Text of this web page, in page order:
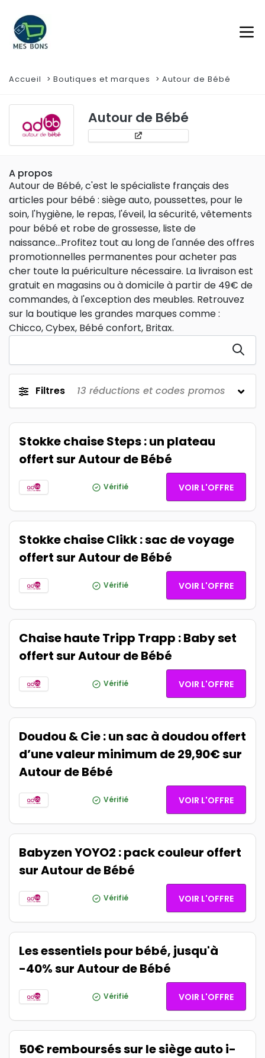
Accueil Boutiques et marques Autour de Bébé
Autour de Bébé
A propos
Autour de Bébé, c'est le spécialiste français des
articles pour bébé : siège auto, poussettes, pour le
soin, l'hygiène, le repas, l'éveil, la sécurité, vêtements
pour bébé et robe de grossesse, liste de
naissance...Profitez tout au long de l'année des offres
promotionnelles permanentes pour acheter pas
cher toute la puériculture nécessaire. La livraison est
gratuit en magasins ou à domicile à partir de 49€ de
commandes, à l'exception des meubles. Retrouvez
sur la boutique les grandes marques comme :
Chicco, Cybex, Bébé confort, Britax.
Filtres 13 réductions et codes promos
Stokke chaise Steps : un plateau
offert sur Autour de Bébé
Vérifié VOIR L'OFFRE
Stokke chaise Clikk : sac de voyage
offert sur Autour de Bébé
Vérifié VOIR L'OFFRE
Chaise haute Tripp Trapp : Baby set
offert sur Autour de Bébé
Vérifié VOIR L'OFFRE
Doudou & Cie : un sac à doudou offert
d’une valeur minimum de 29,90€ sur
Autour de Bébé
Vérifié VOIR L'OFFRE
Babyzen YOYO2 : pack couleur offert
sur Autour de Bébé
Vérifié VOIR L'OFFRE
Les essentiels pour bébé, jusqu'à
-40% sur Autour de Bébé
Vérifié VOIR L'OFFRE
50€ remboursés sur le siège auto i-